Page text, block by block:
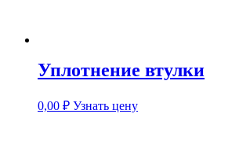
Уплотнение втулки
0,00 ₽ Узнать цену